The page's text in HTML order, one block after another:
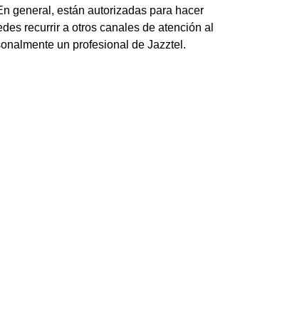
general, están autorizadas para hacer
recurrir a otros canales de atención al
un profesional de Jazztel.